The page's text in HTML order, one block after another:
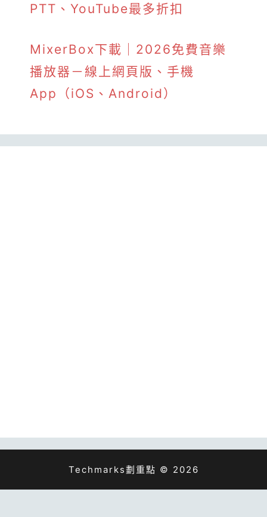
PTT、YouTube最多折扣
MixerBox下載｜2026免費音樂
播放器－線上網頁版、手機
App（iOS、Android）
Techmarks劃重點 © 2026